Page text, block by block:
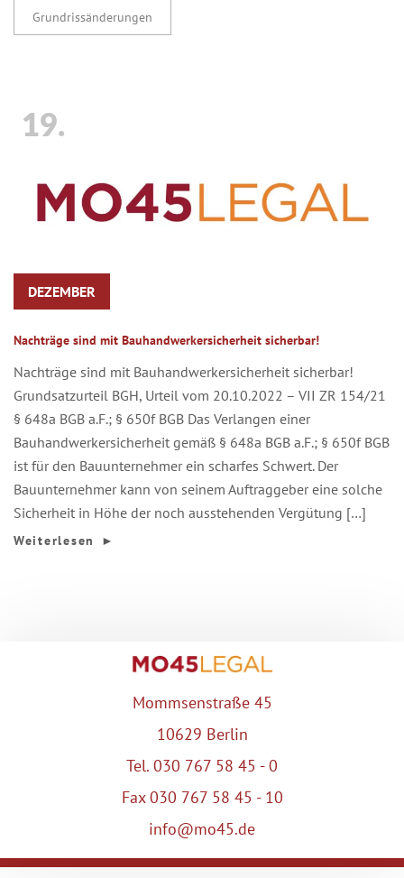
Grundrissänderungen
19.
DEZEMBER
Nachträge sind mit Bauhandwerkersicherheit sicherbar!
Nachträge sind mit Bauhandwerkersicherheit sicherbar!
Grundsatzurteil BGH, Urteil vom 20.10.2022 – VII ZR 154/21
§ 648a BGB a.F.; § 650f BGB Das Verlangen einer
Bauhandwerkersicherheit gemäß § 648a BGB a.F.; § 650f BGB
ist für den Bauunternehmer ein scharfes Schwert. Der
Bauunternehmer kann von seinem Auftraggeber eine solche
Sicherheit in Höhe der noch ausstehenden Vergütung […]
Weiterlesen ►
Mommsenstraße 45
10629 Berlin
Tel. 030 767 58 45 - 0
Fax 030 767 58 45 - 10
info@mo45.de